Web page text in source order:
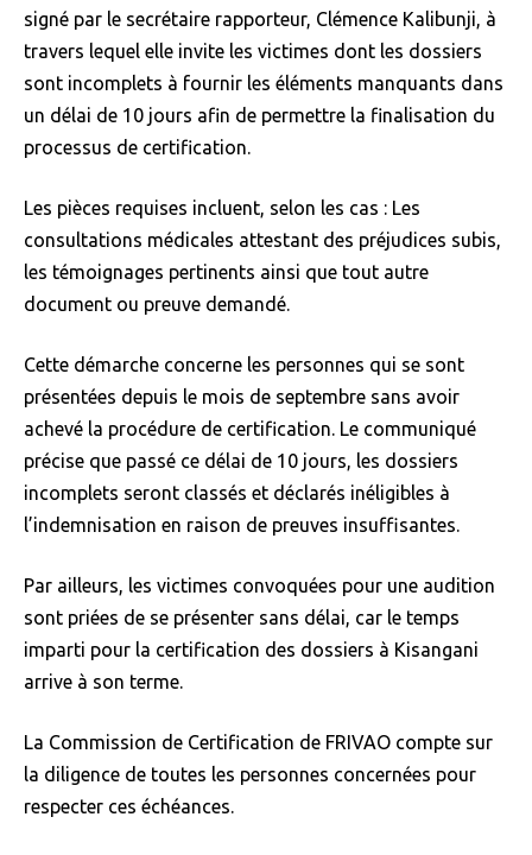
signé par le secrétaire rapporteur, Clémence Kalibunji, à
travers lequel elle invite les victimes dont les dossiers
sont incomplets à fournir les éléments manquants dans
un délai de 10 jours afin de permettre la finalisation du
processus de certification.
Les pièces requises incluent, selon les cas : Les
consultations médicales attestant des préjudices subis,
les témoignages pertinents ainsi que tout autre
document ou preuve demandé.
Cette démarche concerne les personnes qui se sont
présentées depuis le mois de septembre sans avoir
achevé la procédure de certification. Le communiqué
précise que passé ce délai de 10 jours, les dossiers
incomplets seront classés et déclarés inéligibles à
l’indemnisation en raison de preuves insuffisantes.
Par ailleurs, les victimes convoquées pour une audition
sont priées de se présenter sans délai, car le temps
imparti pour la certification des dossiers à Kisangani
arrive à son terme.
La Commission de Certification de FRIVAO compte sur
la diligence de toutes les personnes concernées pour
respecter ces échéances.